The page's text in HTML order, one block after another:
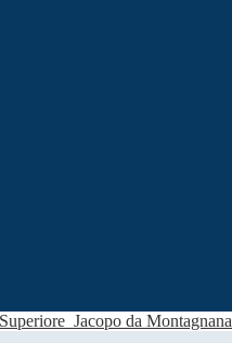
Jacopo da Montagnana